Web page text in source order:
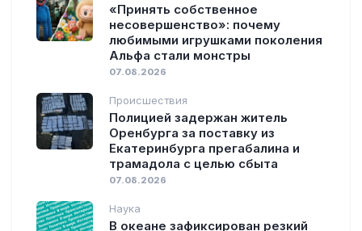
«Принять собственное
несовершенство»: почему
любимыми игрушками поколения
Альфа стали монстры
07.08.2026
Происшествия
Полицией задержан житель
Оренбурга за поставку из
Екатеринбурга прегабалина и
трамадола с целью сбыта
07.08.2026
Наука
В океане зафиксирован резкий